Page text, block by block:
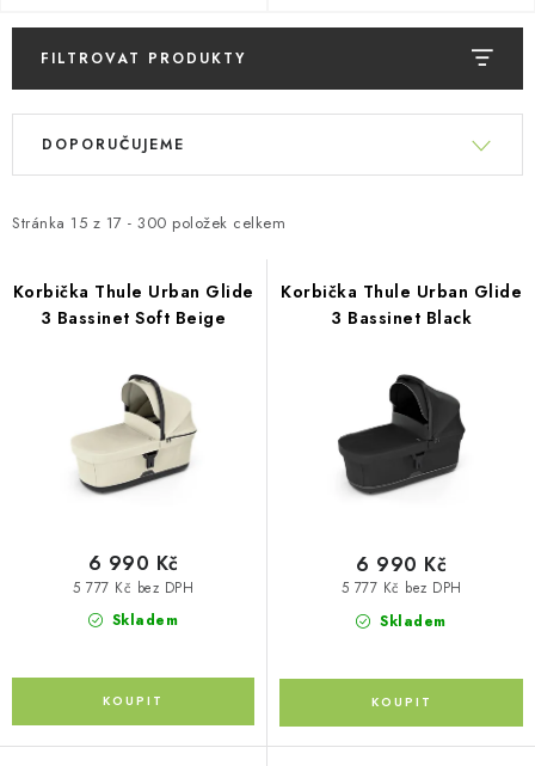
AKCE
STŘEŠNÍ KOŠE
AUTOSTANY
CESTOVNÍ ZAVAZADLA
DÁRKOVÉ POUKAZY
O nás
Půjčovna
Moje objednávka
FILTROVAT PRODUKTY
V
p
i
p
Stránka 15 z 17 - 300 položek celkem
Ř
e
í
DOPORUČUJEME
Korbička Thule Urban Glide
3 Bassinet Soft Beige
Skladem
5 777 Kč bez DPH
6 990 Kč
Korbička Thule Urban Glide
3 Bassinet Black
Skladem
5 777 Kč bez DPH
6 990 Kč